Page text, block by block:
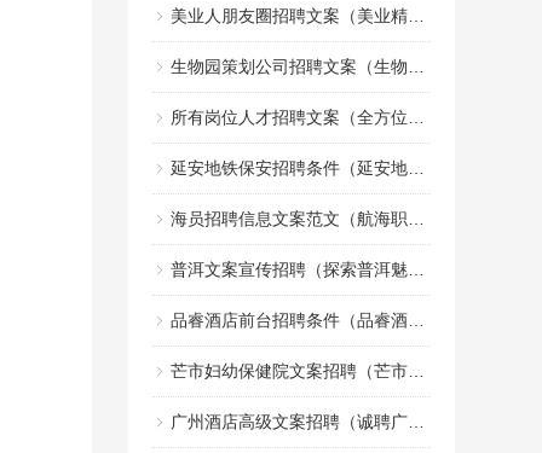
美业人朋友圈招聘文案（美业精英招募令：共创美丽事业的朋友圈）
生物园策划公司招聘文案（生物园策划团队诚邀创意文案加入）
所有岗位人才招聘文案（全方位职位人才招募宣传文案）
延安地铁保安招聘条件（延安地铁安保人员招聘标准）
海员招聘信息文案范文（航海职业机会招募启事文案示例）
普洱文案宣传招聘（探索普洱魅力，诚邀创意宣传人才加盟）
品睿酒店前台招聘条件（品睿酒店前台岗位应聘要求）
芒市妇幼保健院文案招聘（芒市妇幼保健院诚邀创意人才加入，共创健康宣传新篇章）
广州酒店高级文案招聘（诚聘广州高端酒店文案精英）